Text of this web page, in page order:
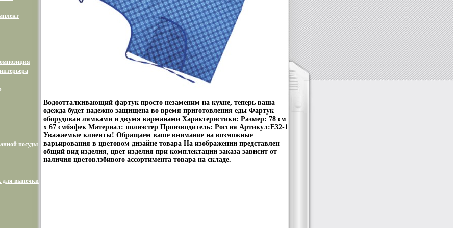
посуды
для выпечки
Водоотталкивающий фартук просто незаменим на кухне, теперь ваша
одежда будет надежно защищена во время приготовления еды Фартук
оборудован лямками и двумя карманами Характеристики: Размер: 78 см
х 67 смбяфек Материал: полиэстер Производитель: Россия Артикул:Е32-1
Уважаемые клиенты! Обращаем ваше внимание на возможные
варьирования в цветовом дизайне товара На изображении представлен
общий вид изделия, цвет изделия при комплектации заказа зависит от
наличия цветовлэбивого ассортимента товара на складе.